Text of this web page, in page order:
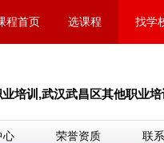
程首页 选课程 找学
培训,武汉武昌区其他职业培
心 荣誉资质 联